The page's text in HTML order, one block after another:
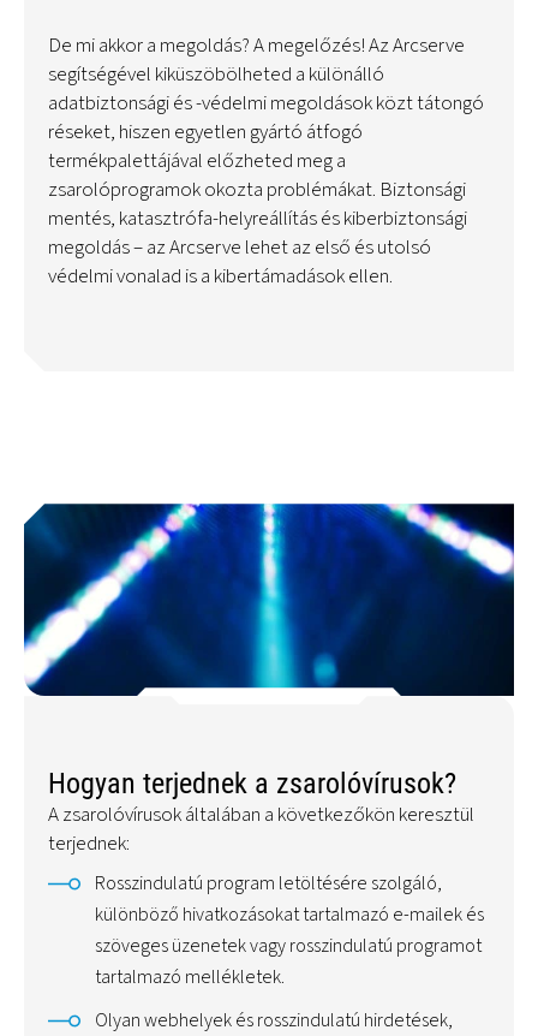
De mi akkor a megoldás? A megelőzés! Az Arcserve
segítségével kiküszöbölheted a különálló
adatbiztonsági és -védelmi megoldások közt tátongó
réseket, hiszen egyetlen gyártó átfogó
termékpalettájával előzheted meg a
zsarolóprogramok okozta problémákat. Biztonsági
mentés, katasztrófa-helyreállítás és kiberbiztonsági
megoldás – az Arcserve lehet az első és utolsó
védelmi vonalad is a kibertámadások ellen.
Hogyan terjednek a zsarolóvírusok?
A zsarolóvírusok általában a következőkön keresztül
terjednek:
Rosszindulatú program letöltésére szolgáló,
különböző hivatkozásokat tartalmazó e-mailek és
szöveges üzenetek vagy rosszindulatú programot
tartalmazó mellékletek.
Olyan webhelyek és rosszindulatú hirdetések,